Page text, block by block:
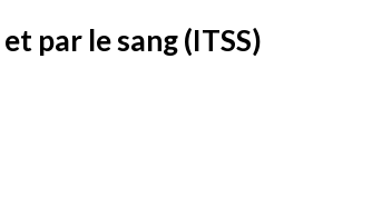
par le sang (ITSS)